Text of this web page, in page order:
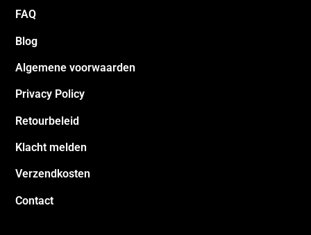
FAQ
Blog
Algemene voorwaarden
Privacy Policy
Retourbeleid
Klacht melden
Verzendkosten
Contact